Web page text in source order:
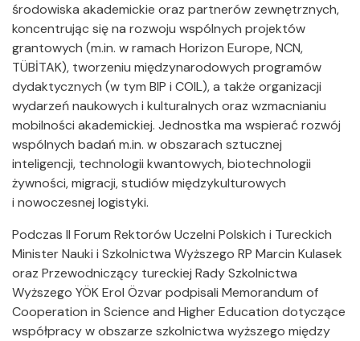
środowiska akademickie oraz partnerów zewnętrznych,
koncentrując się na rozwoju wspólnych projektów
grantowych (m.in. w ramach Horizon Europe, NCN,
TÜBİTAK), tworzeniu międzynarodowych programów
dydaktycznych (w tym BIP i COIL), a także organizacji
wydarzeń naukowych i kulturalnych oraz wzmacnianiu
mobilności akademickiej. Jednostka ma wspierać rozwój
wspólnych badań m.in. w obszarach sztucznej
inteligencji, technologii kwantowych, biotechnologii
żywności, migracji, studiów międzykulturowych
i nowoczesnej logistyki.
Podczas II Forum Rektorów Uczelni Polskich i Tureckich
Minister Nauki i Szkolnictwa Wyższego RP Marcin Kulasek
oraz Przewodniczący tureckiej Rady Szkolnictwa
Wyższego YÖK Erol Özvar podpisali Memorandum of
Cooperation in Science and Higher Education dotyczące
współpracy w obszarze szkolnictwa wyższego między